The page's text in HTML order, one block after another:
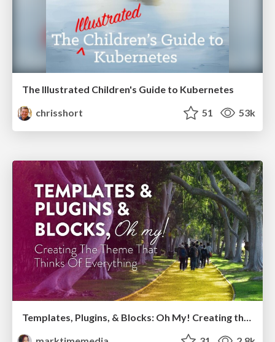
The Illustrated Children's Guide to Kubernetes
chrisshort
51 53k
Templates, Plugins, & Blocks: Oh My! Creating the theme that thinks of everything